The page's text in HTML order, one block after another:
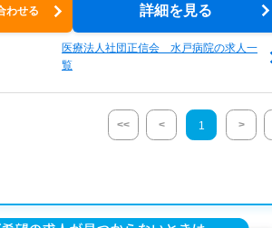
わせる 詳細を見る
医療法人社団正信会 水戸病院の求人一
覧
<< < 1 >